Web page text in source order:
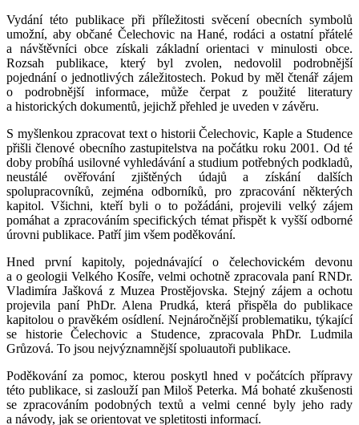
Vydání této publikace při příležitosti svěcení obecních symbolů
umožní, aby občané Čelechovic na Hané, rodáci a ostatní přátelé
a návštěvníci obce získali základní orientaci v minulosti obce.
Rozsah publikace, který byl zvolen, nedovolil podrobnější
pojednání o jednotlivých záležitostech. Pokud by měl čtenář zájem
o podrobnější informace, může čerpat z použité literatury
a historických dokumentů, jejichž přehled je uveden v závěru.
S myšlenkou zpracovat text o historii Čelechovic, Kaple a Studence
přišli členové obecního zastupitelstva na počátku roku 2001. Od té
doby probíhá usilovné vyhledávání a studium potřebných podkladů,
neustálé ověřování zjištěných údajů a získání dalších
spolupracovníků, zejména odborníků, pro zpracování některých
kapitol. Všichni, kteří byli o to požádáni, projevili velký zájem
pomáhat a zpracováním specifických témat přispět k vyšší odborné
úrovni publikace. Patří jim všem poděkování.
Hned první kapitoly, pojednávající o čelechovickém devonu
a o geologii Velkého Kosíře, velmi ochotně zpracovala paní RNDr.
Vladimíra Jašková z Muzea Prostějovska. Stejný zájem a ochotu
projevila paní PhDr. Alena Prudká, která přispěla do publikace
kapitolou o pravěkém osídlení. Nejnáročnější problematiku, týkající
se historie Čelechovic a Studence, zpracovala PhDr. Ludmila
Grůzová. To jsou nejvýznamnější spoluautoři publikace.
Poděkování za pomoc, kterou poskytl hned v počátcích přípravy
této publikace, si zaslouží pan Miloš Peterka. Má bohaté zkušenosti
se zpracováním podobných textů a velmi cenné byly jeho rady
a návody, jak se orientovat ve spletitosti informací.